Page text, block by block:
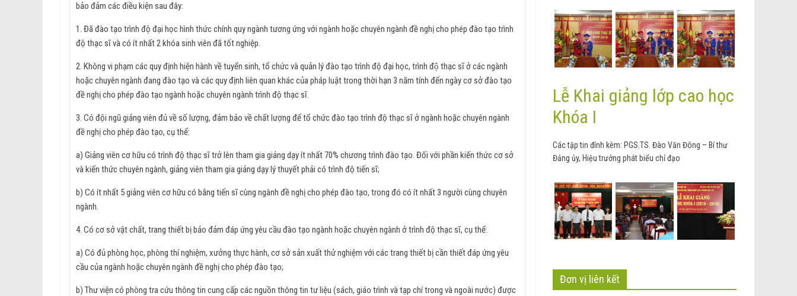
bảo đảm các điều kiện sau đây:
1. Đã đào tạo trình độ đại học hình thức chính quy ngành tương ứng với ngành hoặc chuyên ngành đề nghị cho phép đào tạo trình
độ thạc sĩ và có ít nhất 2 khóa sinh viên đã tốt nghiệp.
2. Không vi phạm các quy định hiện hành về tuyển sinh, tổ chức và quản lý đào tạo trình độ đại học, trình độ thạc sĩ ở các ngành
hoặc chuyên ngành đang đào tạo và các quy định liên quan khác của pháp luật trong thời hạn 3 năm tính đến ngày cơ sở đào tạo
đề nghị cho phép đào tạo ngành hoặc chuyên ngành trình độ thạc sĩ.
3. Có đội ngũ giảng viên đủ về số lượng, đảm bảo về chất lượng để tổ chức đào tạo trình độ thạc sĩ ở ngành hoặc chuyên ngành
đề nghị cho phép đào tạo, cụ thể:
a) Giảng viên cơ hữu có trình độ thạc sĩ trở lên tham gia giảng dạy ít nhất 70% chương trình đào tạo. Đối với phần kiến thức cơ sở
và kiến thức chuyên ngành, giảng viên tham gia giảng dạy lý thuyết phải có trình độ tiến sĩ;
b) Có ít nhất 5 giảng viên cơ hữu có bằng tiến sĩ cùng ngành đề nghị cho phép đào tạo, trong đó có ít nhất 3 người cùng chuyên
ngành.
4. Có cơ sở vật chất, trang thiết bị bảo đảm đáp ứng yêu cầu đào tạo ngành hoặc chuyên ngành ở trình độ thạc sĩ, cụ thể:
a) Có đủ phòng học, phòng thí nghiệm, xưởng thực hành, cơ sở sản xuất thử nghiệm với các trang thiết bị cần thiết đáp ứng yêu
cầu của ngành hoặc chuyên ngành đề nghị cho phép đào tạo;
b) Thư viện có phòng tra cứu thông tin cung cấp các nguồn thông tin tư liệu (sách, giáo trình và tạp chí trong và ngoài nước) được
Lễ Khai giảng lớp cao học
Khóa I
Các tập tin đính kèm: PGS.TS. Đào Văn Đông – Bí thư
Đảng ủy, Hiệu trưởng phát biểu chỉ đạo
Đơn vị liên kết